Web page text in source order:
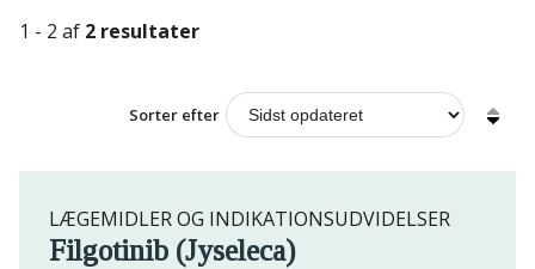
1 - 2 af 2 resultater
Sorter efter
LÆGEMIDLER OG INDIKATIONSUDVIDELSER
Filgotinib (Jyseleca)